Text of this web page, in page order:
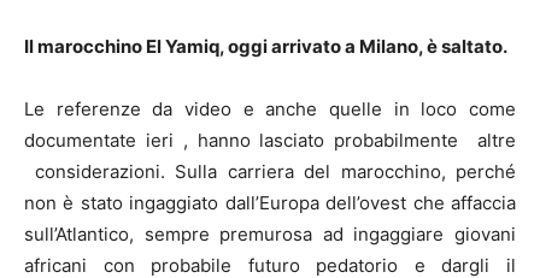
Il marocchino El Yamiq, oggi arrivato a Milano, è saltato.
Le referenze da video e anche quelle in loco come
documentate ieri , hanno lasciato probabilmente altre
considerazioni. Sulla carriera del marocchino, perché
non è stato ingaggiato dall’Europa dell’ovest che affaccia
sull’Atlantico, sempre premurosa ad ingaggiare giovani
africani con probabile futuro pedatorio e dargli il